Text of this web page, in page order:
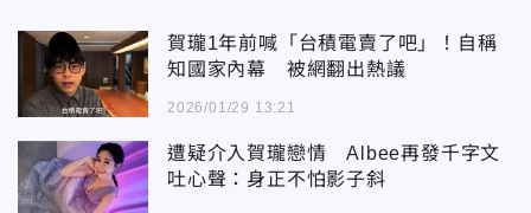
賀瓏1年前喊「台積電賣了吧」！自稱
知國家內幕 被網翻出熱議
2026/01/29 13:21
遭疑介入賀瓏戀情 Albee再發千字文
吐心聲：身正不怕影子斜